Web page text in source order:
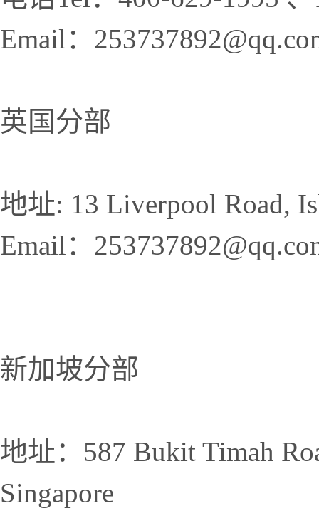
Email：
英国分部
地址: 13 Liverpool Road,
Email：
新加坡分部
地址：587 Bukit Timah
Singapore